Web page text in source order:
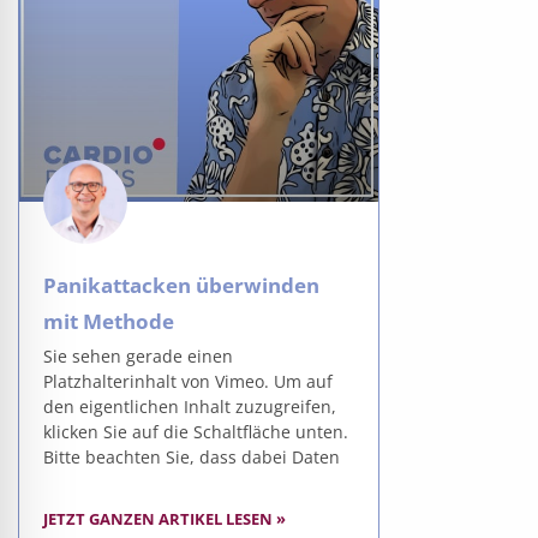
Panikattacken überwinden
mit Methode
Sie sehen gerade einen
Platzhalterinhalt von Vimeo. Um auf
den eigentlichen Inhalt zuzugreifen,
klicken Sie auf die Schaltfläche unten.
Bitte beachten Sie, dass dabei Daten
JETZT GANZEN ARTIKEL LESEN »